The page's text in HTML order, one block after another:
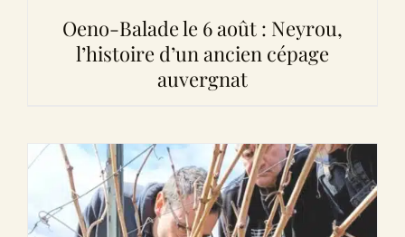
Oeno-Balade le 6 août : Neyrou,
l’histoire d’un ancien cépage
auvergnat